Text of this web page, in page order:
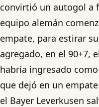
convirtió un autogol a
equipo alemán
empate, para estirar
agregado, en el 90+7,
habría ingresado
que dejó en un
el Bayer Leverkusen